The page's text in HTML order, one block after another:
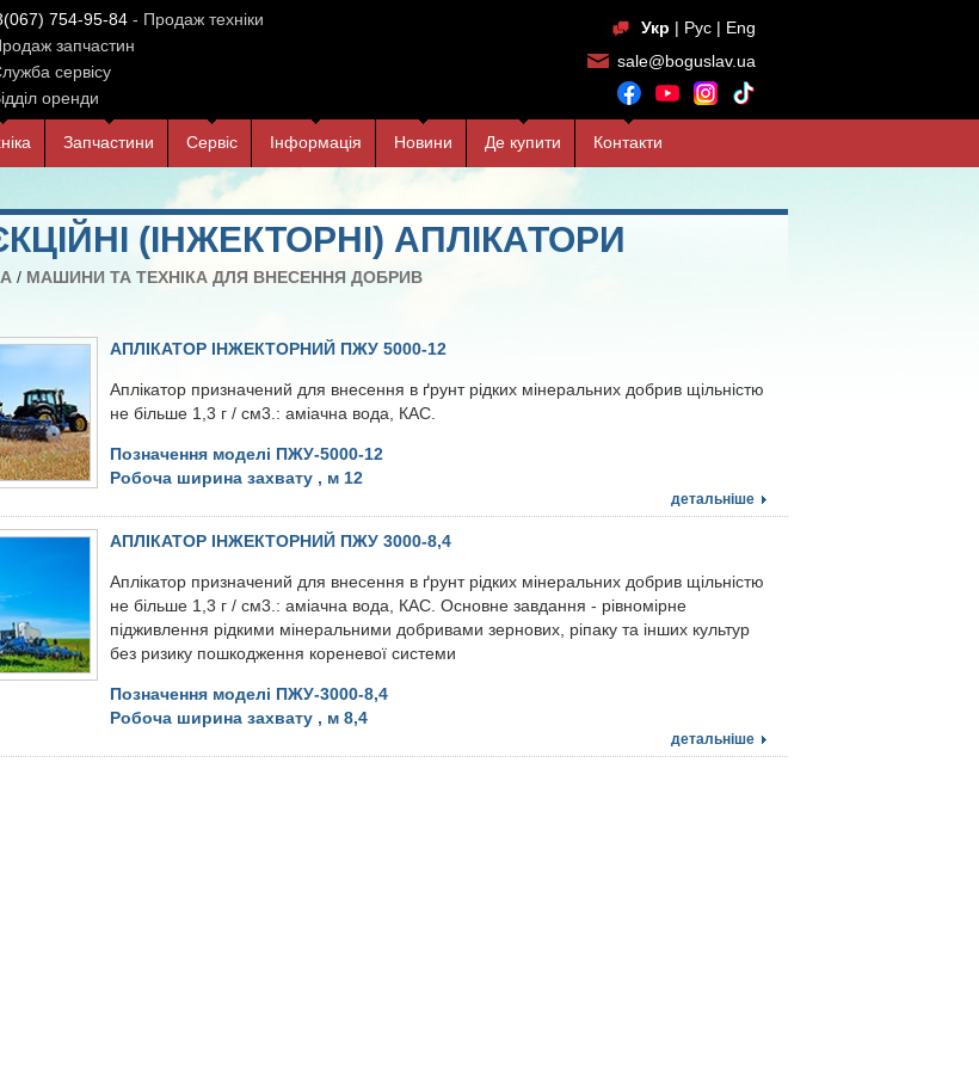
754-95-84 - Продаж техніки
запчастин
сервісу
оренди
Укр | Рус | Eng
sale@boguslav.ua
Запчастини Сервiс Iнформацiя Новини Де купити Контакти
(ІНЖЕКТОРНІ) АПЛІКАТОРИ
/ МАШИНИ ТА ТЕХНІКА ДЛЯ ВНЕСЕННЯ ДОБРИВ
АПЛІКАТОР ІНЖЕКТОРНИЙ ПЖУ 5000-12
Аплікатор призначений для внесення в ґрунт рідких мінеральних добрив щільністю
не більше 1,3 г / см3.: аміачна вода, КАС.
Позначення моделі ПЖУ-5000-12
Робоча ширина захвату , м 12
детальніше
АПЛІКАТОР ІНЖЕКТОРНИЙ ПЖУ 3000-8,4
Аплікатор призначений для внесення в ґрунт рідких мінеральних добрив щільністю
не більше 1,3 г / см3.: аміачна вода, КАС. Основне завдання - рівномірне
підживлення рідкими мінеральними добривами зернових, ріпаку та інших культур
без ризику пошкодження кореневої системи
Позначення моделі ПЖУ-3000-8,4
Робоча ширина захвату , м 8,4
детальніше